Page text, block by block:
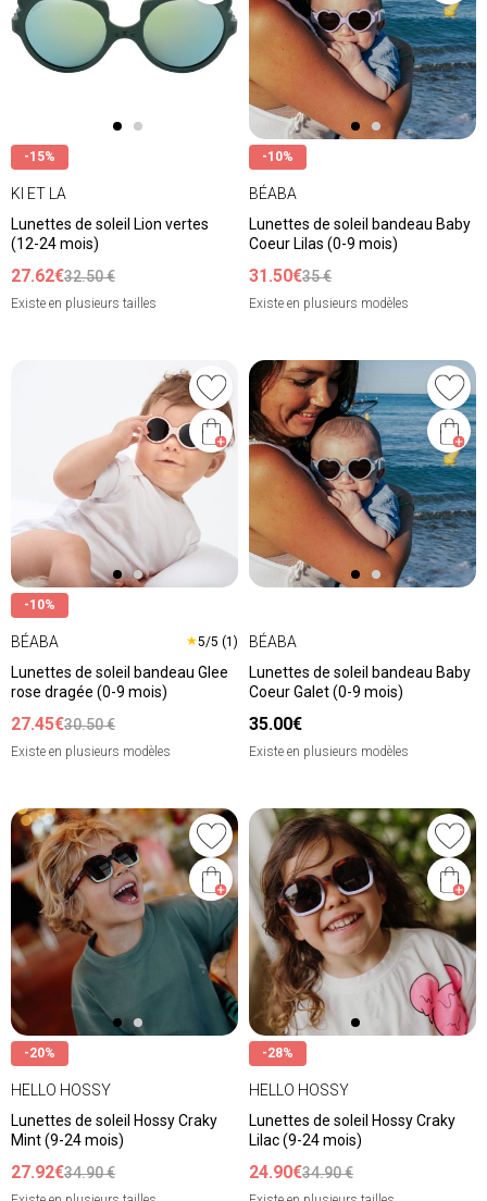
-15%
KI ET LA
Lunettes de soleil Lion vertes
(12-24 mois)
27.62€32.50 €
Existe en plusieurs tailles
-10%
BÉABA
Lunettes de soleil bandeau Baby
Coeur Lilas (0-9 mois)
31.50€35 €
Existe en plusieurs modèles
-10%
BÉABA ★5/5 (1)
Lunettes de soleil bandeau Glee
rose dragée (0-9 mois)
27.45€30.50 €
Existe en plusieurs modèles
BÉABA
Lunettes de soleil bandeau Baby
Coeur Galet (0-9 mois)
35.00€
Existe en plusieurs modèles
-20%
HELLO HOSSY
Lunettes de soleil Hossy Craky
Mint (9-24 mois)
27.92€34.90 €
-28%
HELLO HOSSY
Lunettes de soleil Hossy Craky
Lilac (9-24 mois)
24.90€34.90 €